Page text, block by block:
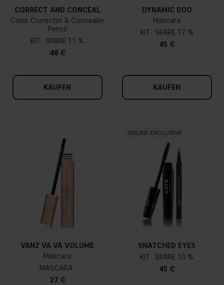
CORRECT AND CONCEAL
Color Corrector & Concealer
Pencil
KIT
11 %
48 €
KAUFEN
DYNAMIC DUO
Mascara
KIT
17 %
45 €
KAUFEN
VANZ VA VA VOLUME
Mascara
MASCARA
27 €
ONLINE EXCLUSIVE
SNATCHED EYES
KIT
10 %
45 €